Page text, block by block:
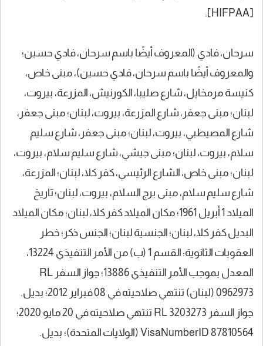
[HIFPAA].
سرحان، فادي (المعروف أيضًا باسم سرحان، فادي حسين؛
والمعروف أيضًا باسم سرحان، فادي حسين)، مبنى خاص،
كنيسة مرمخايل، شارع صليبا، الكورنيش، المزرعة، بيروت،
لبنان؛ مبنى جعفر، شارع المزرعة، بيروت، لبنان؛ مبنى جعفر،
شارع المصيطبي، بيروت، لبنان؛ مبنى جعفر، شارع سليم
سلام، بيروت، لبنان؛ مبنى جيشي، شارع سليم سلام، بيروت،
لبنان؛ مبنى خاص، الشارع الرئيسي، كفر كلا، لبنان؛ المزرعة،
شارع سليم سلام، مبنى برج السلام، بيروت، لبنان؛ تاريخ
الميلاد 1 أبريل 1961؛ مكان الميلاد كفر كلا، لبنان؛ مكان الميلاد
البديل كفر كلا، لبنان؛ الجنسية لبنان؛ الجنس ذكر؛ خطر
العقوبات الثانوية: القسم 1 (ب) من الأمر التنفيذي 13224،
المعدل بموجب الأمر التنفيذي 13886؛ جواز السفر RL
0962973 (لبنان) تنتهي صلاحيته في 08 فبراير 2012؛ بديل.
جواز السفر RL 3203273 تنتهي صلاحيته في 20 مايو 2020؛
VisaNumberID 87810564 (الولايات المتحدة)؛ بديل.